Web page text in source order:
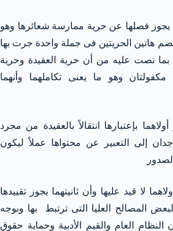
يجوز فصلها عن حرية ممارسة شعائرها وهو
هاتين الحريتين فى جملة واحدة جرت بها
بما نصت عليه من أن حرية العقيدة وحرية
مكفولتان وهو ما يعنى تكاملهما وأنهما
بإعتبارها انتقالاً بالعقيدة من مجرد
إلى التعبير عن محتواها عملاً ليكون
لا قيد عليها وأن ثانيتهما يجوز تقييدها
المصالح العليا التى ترتبط بها وبوجه
العام والقيم الأدبية وحماية حقوق